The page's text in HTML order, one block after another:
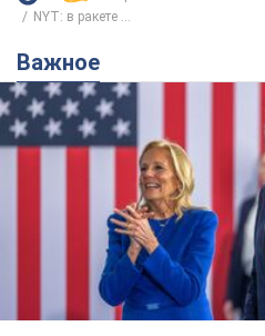
NYT: в ракете ...
Важное